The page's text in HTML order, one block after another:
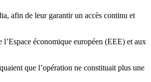
afin de leur garantir un accès continu et
économique européen (EEE) et aux
que l’opération ne constituait plus une